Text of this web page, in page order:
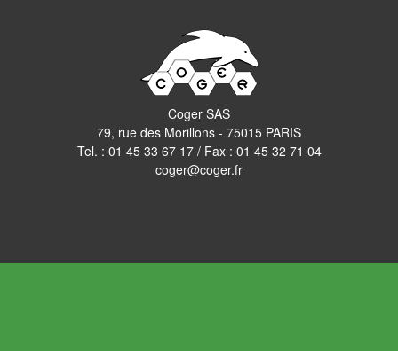
Coger SAS
79, rue des Morillons - 75015 PARIS
Tel. : 01 45 33 67 17/ Fax : 01 45 32 71 04
coger@coger.fr